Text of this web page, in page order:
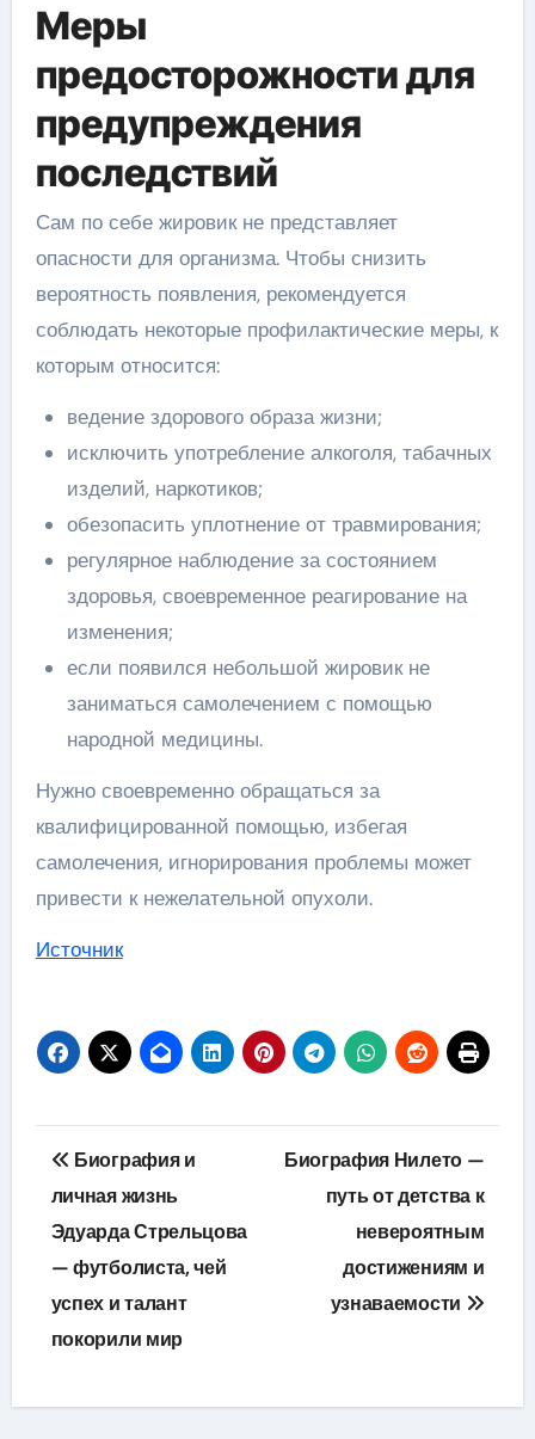
Меры
предосторожности для
предупреждения
последствий
Сам по себе жировик не представляет
опасности для организма. Чтобы снизить
вероятность появления, рекомендуется
соблюдать некоторые профилактические меры, к
которым относится:
ведение здорового образа жизни;
исключить употребление алкоголя, табачных
изделий, наркотиков;
обезопасить уплотнение от травмирования;
регулярное наблюдение за состоянием
здоровья, своевременное реагирование на
изменения;
если появился небольшой жировик не
заниматься самолечением с помощью
народной медицины.
Нужно своевременно обращаться за
квалифицированной помощью, избегая
самолечения, игнорирования проблемы может
привести к нежелательной опухоли.
Источник
Навигация
по
записям
Биография и
личная жизнь
Эдуарда Стрельцова
— футболиста, чей
успех и талант
покорили мир
Биография Нилето —
путь от детства к
невероятным
достижениям и
узнаваемости